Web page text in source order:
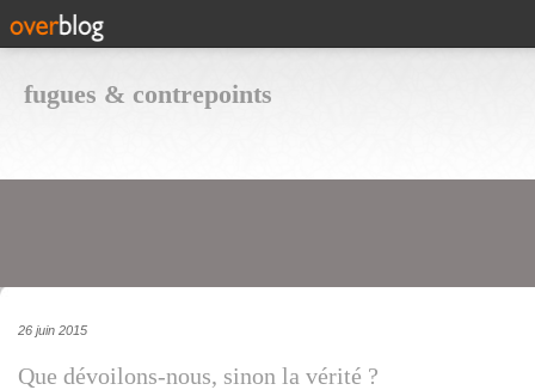
fugues & contrepoints
26 juin 2015
Que dévoilons-nous, sinon la vérité ?